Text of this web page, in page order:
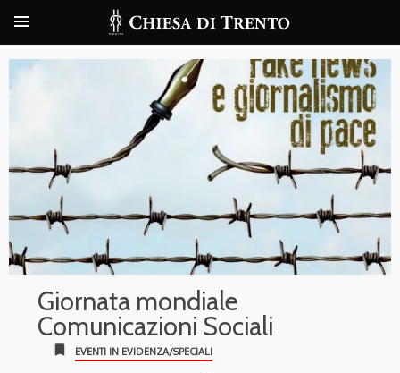
Giornata mondiale
Comunicazioni Sociali
bookmark EVENTI IN EVIDENZA/SPECIALI